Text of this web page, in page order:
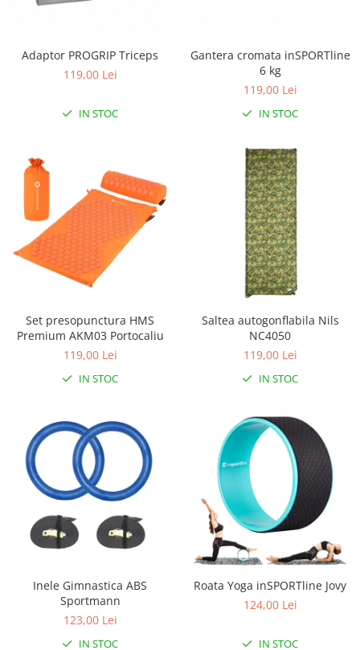
Adaptor PROGRIP Triceps
119,00 Lei
IN STOC
Gantera cromata inSPORTline
6 kg
119,00 Lei
IN STOC
Set presopunctura HMS
Premium AKM03 Portocaliu
119,00 Lei
IN STOC
Saltea autogonflabila Nils
NC4050
119,00 Lei
IN STOC
Inele Gimnastica ABS
Sportmann
123,00 Lei
IN STOC
Roata Yoga inSPORTline Jovy
124,00 Lei
IN STOC